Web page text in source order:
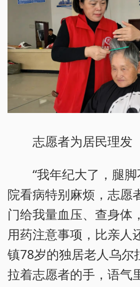
志愿者为居民理发
“我年纪大了，腿
院看病特别麻烦，志愿
门给我量血压、查身体
用药注意事项，比亲人
镇78岁的独居老人乌尔
拉着志愿者的手，语气